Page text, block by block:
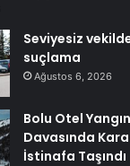
Seviyesiz
suçlama
Ağustos 6, 2026
Bolu Otel
Davasında
İstinafa Taşındı